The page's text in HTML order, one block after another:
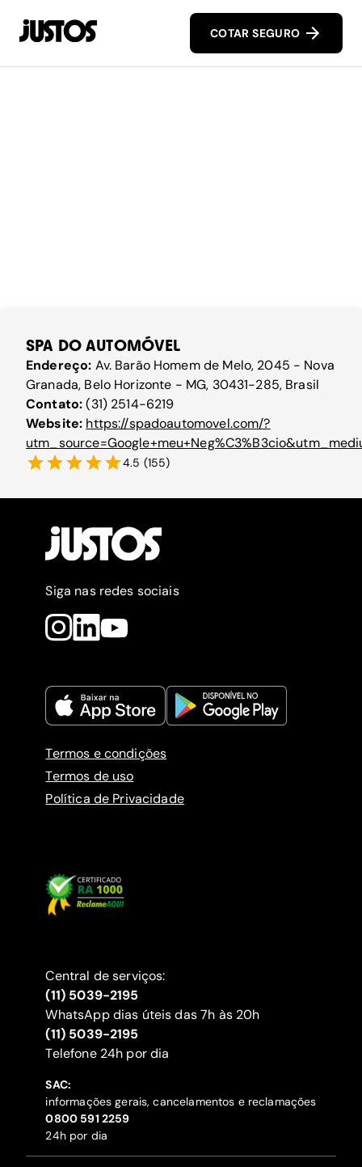
COTAR SEGURO
SPA DO AUTOMÓVEL
Endereço: Av. Barão Homem de Melo, 2045 - Nova
Granada, Belo Horizonte - MG, 30431-285, Brasil
Contato:(31) 2514-6219
Website: https://spadoautomovel.com/?
4.5 (155)
Siga nas redes sociais
Termos e condições
Termos de uso
Política de Privacidade
Central de serviços:
(11) 5039-2195
WhatsApp dias úteis das 7h às 20h
(11) 5039-2195
‍Telefone 24h por dia
SAC:
informações gerais, cancelamentos e reclamações
‍0800 591 2259
24h por dia